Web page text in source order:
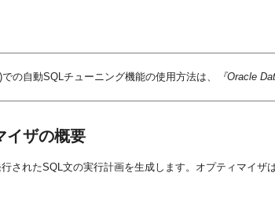
の自動SQLチューニング機能の使用方法は、
『Oracle
イザの概要
されたSQL文の実行計画を生成します。 オプティマイザ